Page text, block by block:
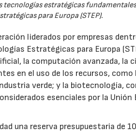
estratégicas
para Europa (STEP).
liderados por empresas
Estratégicas para Europa
la computación avanzada, la
en el uso de los recursos, como
verde; y la biotecnología,
esenciales por la Unión
una reserva presupuestaria de